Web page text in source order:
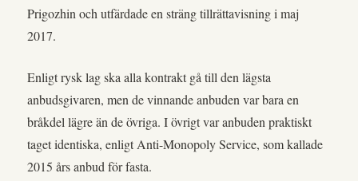
Prigozhin och utfärdade en sträng tillrättavisning i maj
2017.
Enligt rysk lag ska alla kontrakt gå till den lägsta
anbudsgivaren, men de vinnande anbuden var bara en
bråkdel lägre än de övriga. I övrigt var anbuden praktiskt
taget identiska, enligt Anti-Monopoly Service, som kallade
2015 års anbud för fasta.